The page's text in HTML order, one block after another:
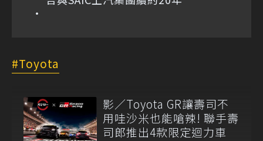
Toyota
影／Toyota GR讓壽司不
用哇沙米也能嗆辣! 聯手壽
司郎推出4款限定迴力車